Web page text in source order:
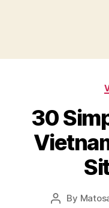
30
Post
By